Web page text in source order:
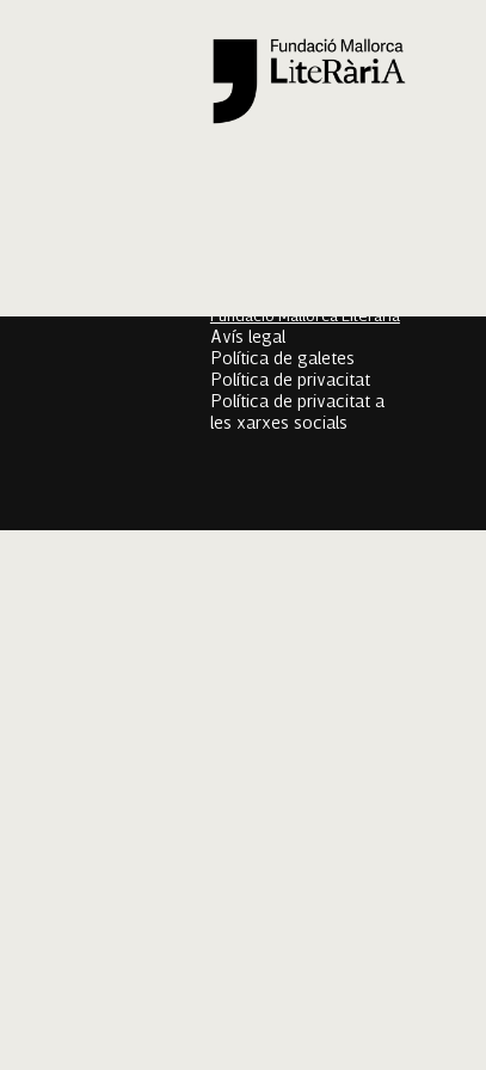
Fundació Mallorca Literària
Avís legal
Política de galetes
Política de privacitat
Política de privacitat a
les xarxes socials